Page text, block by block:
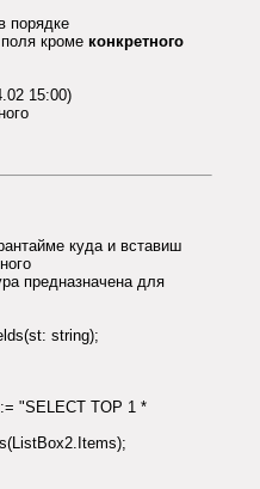
порядке
поля кроме конкретного
15:00)
куда и вставиш
предназначена для
string);
"SELECT TOP 1 *